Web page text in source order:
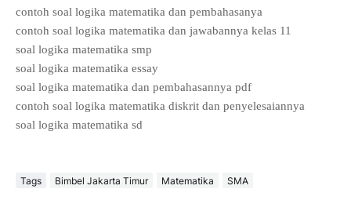
contoh soal logika matematika dan pembahasanya
contoh soal logika matematika dan jawabannya kelas 11
soal logika matematika smp
soal logika matematika essay
soal logika matematika dan pembahasannya pdf
contoh soal logika matematika diskrit dan penyelesaiannya
soal logika matematika sd
Tags Bimbel Jakarta Timur Matematika SMA